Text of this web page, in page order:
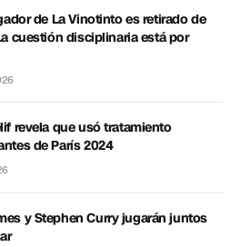
de La Vinotinto es retirado de
cuestión disciplinaria está por
revela que usó tratamiento
de París 2024
y Stephen Curry jugarán juntos